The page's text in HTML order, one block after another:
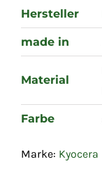
Hersteller
made in
Material
Farbe
Marke: Kyocera